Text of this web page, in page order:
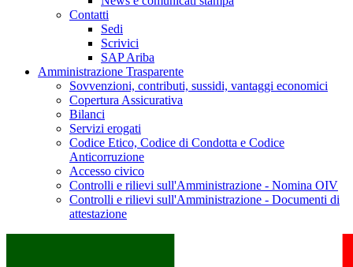
Contatti
Sedi
Scrivici
SAP Ariba
Amministrazione Trasparente
Sovvenzioni, contributi, sussidi, vantaggi economici
Copertura Assicurativa
Bilanci
Servizi erogati
Codice Etico, Codice di Condotta e Codice
Anticorruzione
Accesso civico
Controlli e rilievi sull'Amministrazione - Nomina OIV
Controlli e rilievi sull'Amministrazione - Documenti di
attestazione